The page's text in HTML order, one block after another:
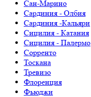
Сан-Марино
Сардиния - Олбия
Сардиния -Кальяри
Сицилия - Катания
Сицилия - Палермо
Сорренто
Тоскана
Тревизо
Флоренция
Фьюджи